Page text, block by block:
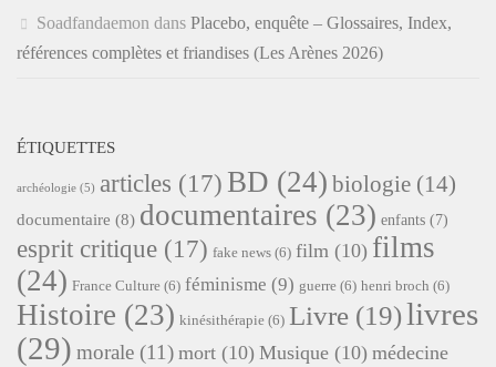
Soadfandaemon dans Placebo, enquête – Glossaires, Index,
références complètes et friandises (Les Arènes 2026)
ÉTIQUETTES
archéologie (5) articles (17) BD (24) biologie (14)
documentaire (8) documentaires (23) enfants (7)
esprit critique (17) fake news (6) film (10) films
(24) France Culture (6) féminisme (9) guerre (6) henri broch (6)
Histoire (23) kinésithérapie (6) Livre (19)livres
(29) morale (11) mort (10) Musique (10) médecine